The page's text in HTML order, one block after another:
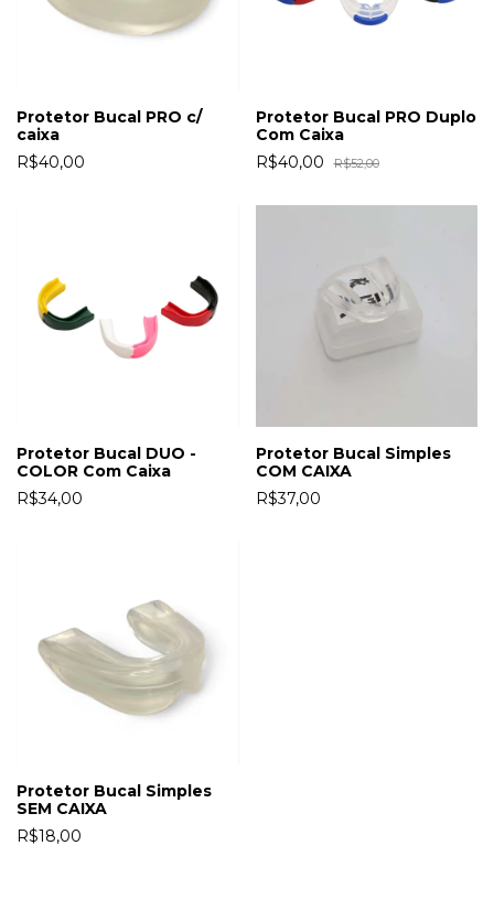
Protetor Bucal PRO c/
caixa
R$40,00
Protetor Bucal PRO Duplo
Com Caixa
R$40,00
R$52,00
Protetor Bucal DUO -
COLOR Com Caixa
R$34,00
Protetor Bucal Simples
COM CAIXA
R$37,00
Protetor Bucal Simples
SEM CAIXA
R$18,00